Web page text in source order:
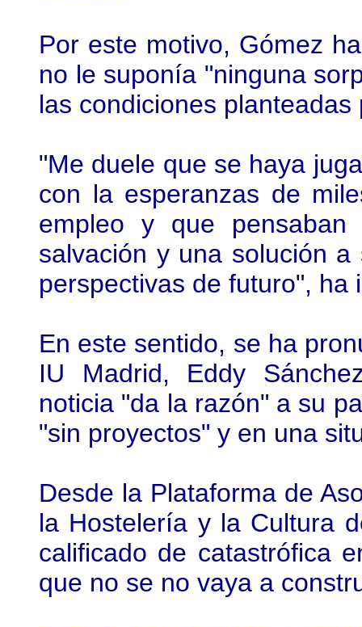
Por este motivo, Gómez
no le suponía "ninguna
las condiciones
"Me duele que se haya
con la esperanzas de
empleo y que
salvación y una solución
perspectivas de futuro", ha
En este sentido, se ha
IU Madrid, Eddy
noticia "da la razón" a su
"sin proyectos" y en una
Desde la Plataforma de
la Hostelería y la Cultura
calificado de catastrófica
que no se no vaya a